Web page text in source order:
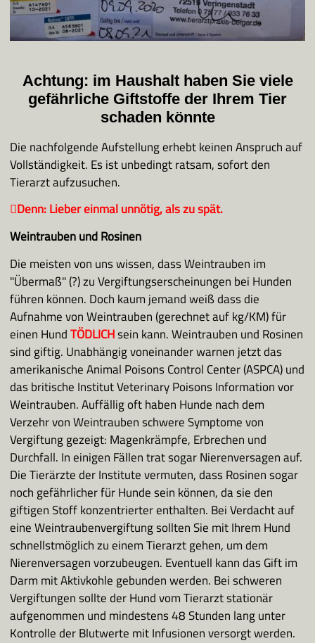
Achtung: im Haushalt haben Sie viele
gefährliche Giftstoffe der Ihrem Tier
schaden könnte
Die nachfolgende Aufstellung erhebt keinen Anspruch auf
Vollständigkeit. Es ist unbedingt ratsam, sofort den
Tierarzt aufzusuchen.
􀃖Denn: Lieber einmal unnötig, als zu spät.
Weintrauben und Rosinen
Die meisten von uns wissen, dass Weintrauben im
"Übermaß" (?) zu Vergiftungserscheinungen bei Hunden
führen können. Doch kaum jemand weiß dass die
Aufnahme von Weintrauben (gerechnet auf kg/KM) für
einen HundTÖDLICHsein kann. Weintrauben und Rosinen
sind giftig. Unabhängig voneinander warnen jetzt das
amerikanische Animal Poisons Control Center (ASPCA) und
das britische Institut Veterinary Poisons Information vor
Weintrauben. Auffällig oft haben Hunde nach dem
Verzehr von Weintrauben schwere Symptome von
Vergiftung gezeigt: Magenkrämpfe, Erbrechen und
Durchfall. In einigen Fällen trat sogar Nierenversagen auf.
Die Tierärzte der Institute vermuten, dass Rosinen sogar
noch gefährlicher für Hunde sein können, da sie den
giftigen Stoff konzentrierter enthalten. Bei Verdacht auf
eine Weintraubenvergiftung sollten Sie mit Ihrem Hund
schnellstmöglich zu einem Tierarzt gehen, um dem
Nierenversagen vorzubeugen. Eventuell kann das Gift im
Darm mit Aktivkohle gebunden werden. Bei schweren
Vergiftungen sollte der Hund vom Tierarzt stationär
aufgenommen und mindestens 48 Stunden lang unter
Kontrolle der Blutwerte mit Infusionen versorgt werden.